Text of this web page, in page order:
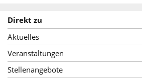
Direkt zu
Aktuelles
Veranstaltungen
Stellenangebote